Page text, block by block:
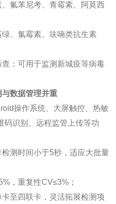
氟苯尼考、青霉素、阿莫西
、氯霉素、呋喃类抗生素
：可用于监测新城疫等病毒
数据管理并重
操作系统、大屏触控、热敏
码识别、远程监管上传等功
测时间小于5秒，适应大批量
，重复性CV≤3%；
至四联卡，灵活拓展检测项